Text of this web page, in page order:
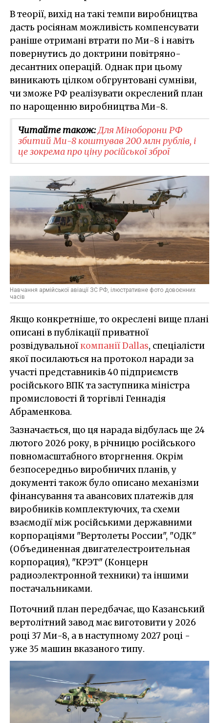
В теорії, вихід на такі темпи виробництва
дасть росіянам можливість компенсувати
раніше отримані втрати по Ми-8 і навіть
повернутись до доктрини повітряно-
десантних операцій. Однак при цьому
виникають цілком обгрунтовані сумніви,
чи зможе РФ реалізувати окреслений план
по нарощенню виробництва Ми-8.
Читайте також:Для Міноборони РФ
збитий Ми-8 коштував 200 млн рублів, і
це зокрема про ціну російської зброї
Навчання армійської авіації ЗС РФ, ілюстративне фото довоєнних
часів
Якщо конкретніше, то окреслені вище плані
описані в публікації приватної
розвідувальноїкомпанії Dallas, спеціалісти
якої посилаються на протокол наради за
участі представників 40 підприємств
російського ВПК та заступника міністра
промисловості й торгівлі Геннадія
Абраменкова.
Зазначається, що ця нарада відбулась ще 24
лютого 2026 року, в річницю російського
повномасштабного вторгнення. Окрім
безпосередньо виробничих планів, у
документі також було описано механізми
фінансування та авансових платежів для
виробників комплектуючих, та схеми
взаємодії між російськими державними
корпораціями "Вертолеты России", "ОДК"
(Объединенная двигателестроительная
корпорация), "КРЭТ" (Концерн
радиоэлектронной техники) та іншими
постачальниками.
Поточний план передбачає, що Казанський
вертолітний завод має виготовити у 2026
році 37 Ми-8, а в наступному 2027 році -
уже 35 машин вказаного типу.